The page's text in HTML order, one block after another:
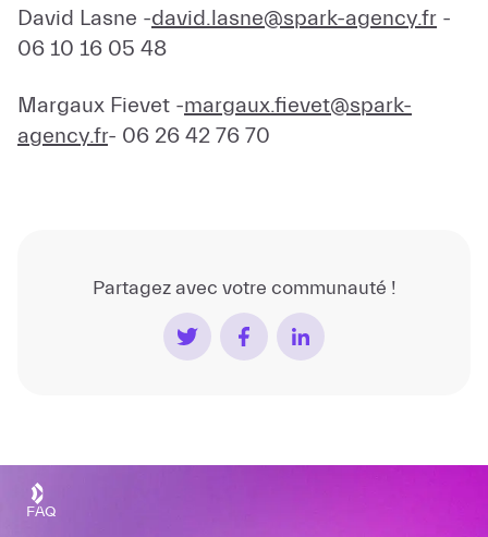
David Lasne -david.lasne@spark-agency.fr -
06 10 16 05 48
Margaux Fievet -margaux.fievet@spark-
agency.fr- 06 26 42 76 70
Partagez avec votre communauté !
FAQ